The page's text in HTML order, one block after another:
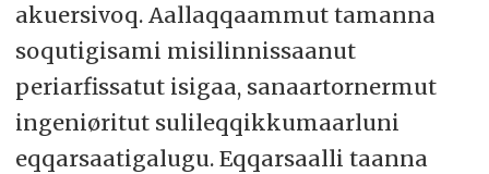
akuersivoq. Aallaqqaammut tamanna
soqutigisami misilinnissaanut
periarfissatut isigaa, sanaartornermut
ingeniøritut sulileqqikkumaarluni
eqqarsaatigalugu. Eqqarsaalli taanna